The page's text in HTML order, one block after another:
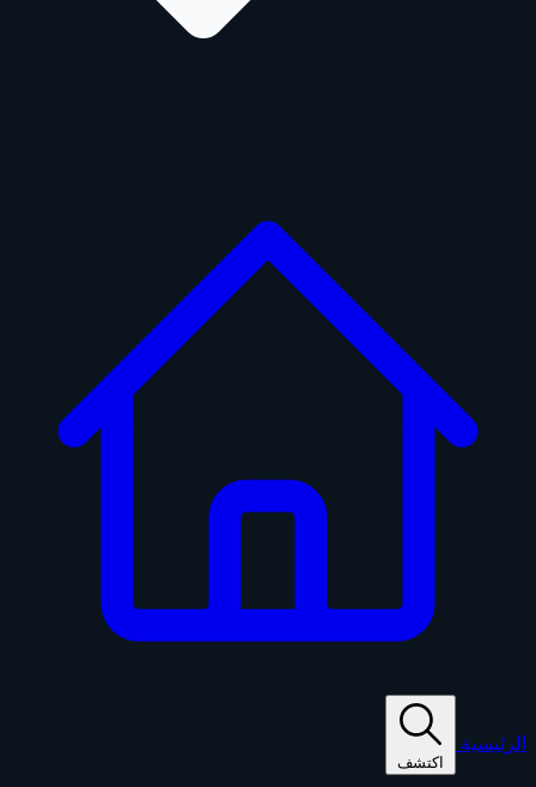
الرئيسية
اكتشف